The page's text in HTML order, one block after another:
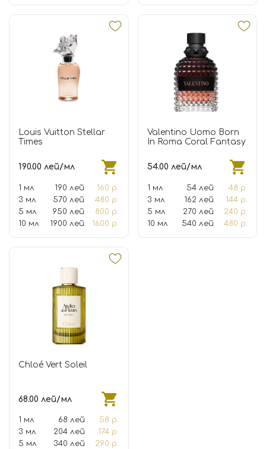
Louis Vuitton Stellar
Times
190.00 лей/мл
1 мл 190 лей
160 р.
3 мл
570 лей
480 р.
5 мл
950 лей
800 р.
10 мл
1900 лей 1600 р.
Valentino Uomo Born
In Roma Coral Fantasy
54.00 лей/мл
1 мл 54 лей
48 р.
3 мл
162 лей
144 р.
5 мл
270 лей
240 р.
10 мл
540 лей 480 р.
Chloé Vert Soleil
68.00 лей/мл
1 мл 68 лей
58 р.
3 мл
204 лей
174 р.
5 мл
340 лей
290 р.